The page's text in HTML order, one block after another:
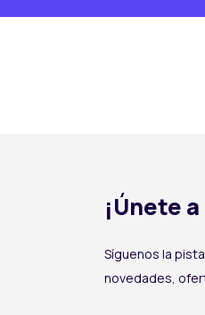
¡Únete
Síguenos la
novedades,